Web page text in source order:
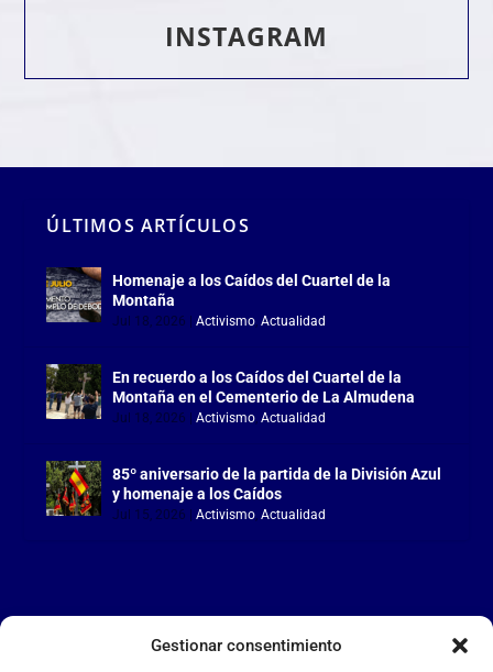
Gestionar consentimiento
INSTAGRAM
ÚLTIMOS ARTÍCULOS
Homenaje a los Caídos del Cuartel de la
Montaña
Jul 18, 2026 |Activismo ,Actualidad
En recuerdo a los Caídos del Cuartel de la
Montaña en el Cementerio de La Almudena
Jul 18, 2026 |Activismo ,Actualidad
85º aniversario de la partida de la División Azul
y homenaje a los Caídos
Jul 15, 2026 |Activismo ,Actualidad
LA FALANGE